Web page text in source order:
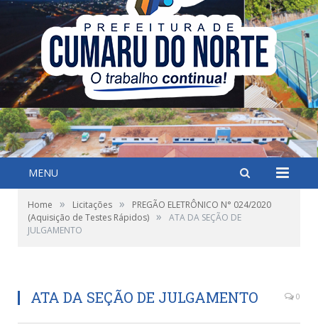
MENU
Home » Licitações »
PREGÃO ELETRÔNICO N° 024/2020
(Aquisição de Testes Rápidos) »
ATA DA SEÇÃO DE
JULGAMENTO
ATA DA SEÇÃO DE JULGAMENTO 0